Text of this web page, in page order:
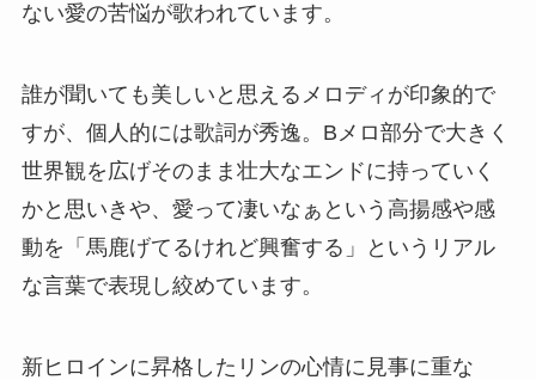
ない愛の苦悩が歌われています。
誰が聞いても美しいと思えるメロディが印象的で
すが、個人的には歌詞が秀逸。Bメロ部分で大きく
世界観を広げそのまま壮大なエンドに持っていく
かと思いきや、愛って凄いなぁという高揚感や感
動を「馬鹿げてるけれど興奮する」というリアル
な言葉で表現し絞めています。
新ヒロインに昇格したリンの心情に見事に重な